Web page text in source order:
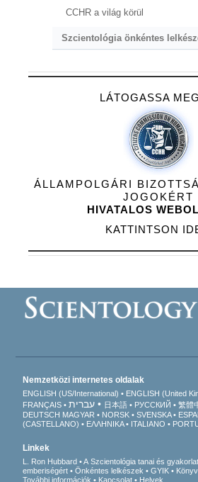
CCHR a világ körül
Szcientológia önkéntes
LÁTOGASSA
ÁLLAMPOLGÁRI
JOGOKÉRT
HIVATALOS
KATTINTSON
Nemzetközi internetes oldalak
ENGLISH (US/International) ENGLISH (United
FRANÇAIS
עברית 日本語 РУССКИЙ 繁體
DEUTSCH MAGYAR NORSK SVENSKA
(CASTELLANO)
ΕΛΛΗΝΙΚA ITALIANO
Linkek
L. Ron Hubbard A Szcientológia tanai és
emberiségért
Önkéntes lelkészek GYIK
További információk
Kapcsolat Helyek